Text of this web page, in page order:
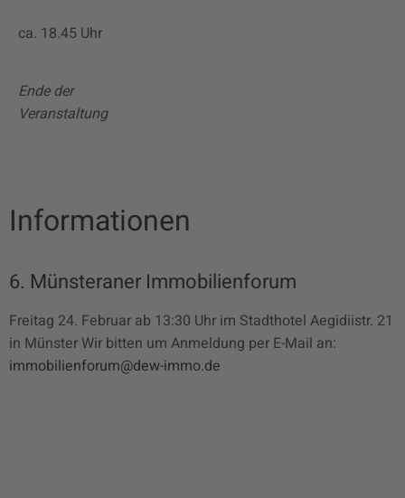
ca. 18.45 Uhr
Ende der
Veranstaltung
Informationen
6. Münsteraner Immobilienforum
Freitag 24. Februar ab 13:30 Uhr im Stadthotel Aegidiistr. 21
in Münster Wir bitten um Anmeldung per E-Mail an:
immobilienforum@dew-immo.de